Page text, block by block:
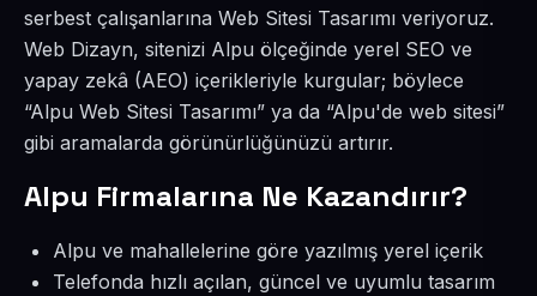
serbest çalışanlarına Web Sitesi Tasarımı veriyoruz.
Web Dizayn, sitenizi Alpu ölçeğinde yerel SEO ve
yapay zekâ (AEO) içerikleriyle kurgular; böylece
“Alpu Web Sitesi Tasarımı” ya da “Alpu'de web sitesi”
gibi aramalarda görünürlüğünüzü artırır.
Alpu Firmalarına Ne Kazandırır?
Alpu ve mahallelerine göre yazılmış yerel içerik
Telefonda hızlı açılan, güncel ve uyumlu tasarım